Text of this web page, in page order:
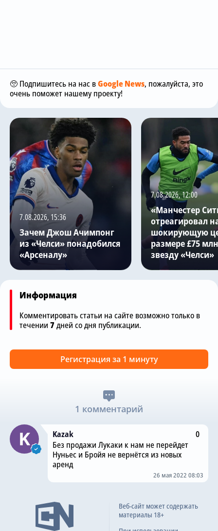
🥺 Подпишитесь на нас вGoogle News, пожалуйста, это
очень поможет нашему проекту!
7.08.2026, 15:36
Зачем Джош Ачимпонг
из «Челси» понадобился
«Арсеналу»
7.08.2026, 12:00
«Манчестер
отреагировал
шокирующую
размере £75
звезду «Челси»
Информация
Комментировать статьи на сайте возможно только в
течении 7дней со дня публикации.
Регистрация за 1 минуту
1 комментарий
Kazak
0
Без продажи Лукаки к нам не перейдет
Нуньес и Бройя не вернётся из новых
аренд
26 мая 2022 08:03
Веб-сайт может содержать
материалы 18+